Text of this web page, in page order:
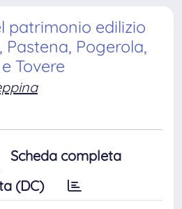
patrimonio edilizio
Pogerola,
Tovere
Scheda completa
(DC)